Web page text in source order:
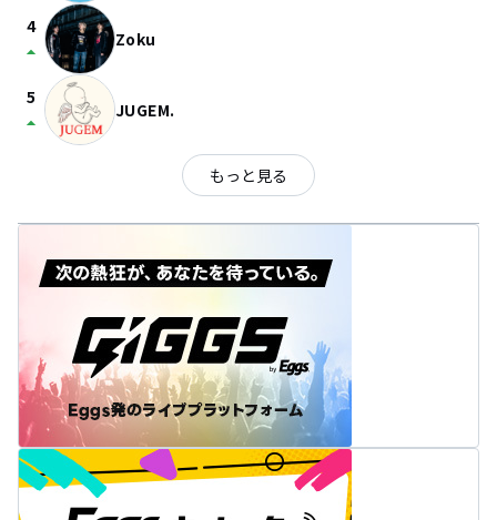
4
arrow_drop_up Zoku
5
arrow_drop_up JUGEM.
もっと見る